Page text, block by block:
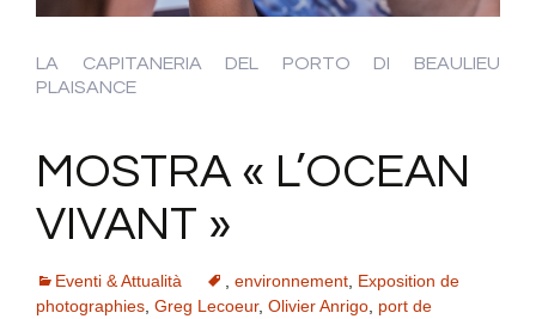
LA CAPITANERIA DEL PORTO DI BEAULIEU
PLAISANCE
MOSTRA « L’OCEAN
VIVANT »
Eventi & Attualità environnement Exposition de
photographies Greg Lecoeur, Olivier Anrigo port de